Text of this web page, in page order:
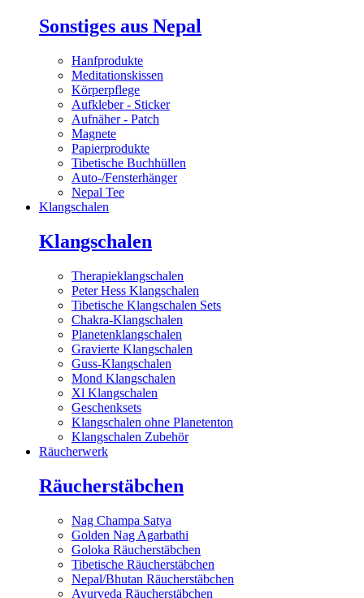
Sonstiges aus Nepal
Hanfprodukte
Meditationskissen
Körperpflege
Aufkleber - Sticker
Aufnäher - Patch
Magnete
Papierprodukte
Tibetische Buchhüllen
Auto-/Fensterhänger
Nepal Tee
Klangschalen
Klangschalen
Therapieklangschalen
Peter Hess Klangschalen
Tibetische Klangschalen Sets
Chakra-Klangschalen
Planetenklangschalen
Gravierte Klangschalen
Guss-Klangschalen
Mond Klangschalen
Xl Klangschalen
Geschenksets
Klangschalen ohne Planetenton
Klangschalen Zubehör
Räucherwerk
Räucherstäbchen
Nag Champa Satya
Golden Nag Agarbathi
Goloka Räucherstäbchen
Tibetische Räucherstäbchen
Nepal/Bhutan Räucherstäbchen
Ayurveda Räucherstäbchen